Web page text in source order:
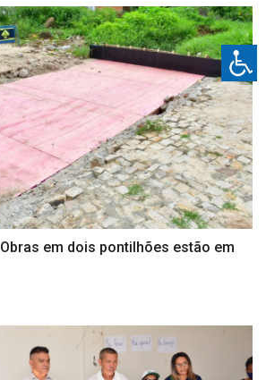
em dois pontilhões estão em